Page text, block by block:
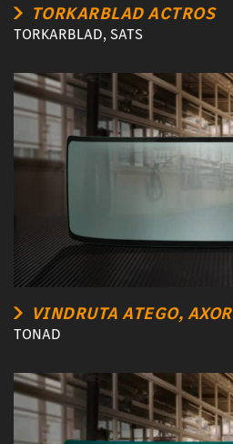
TORKARBLAD ACTROS
TORKARBLAD, SATS
VINDRUTA ATEGO, AXOR
TONAD